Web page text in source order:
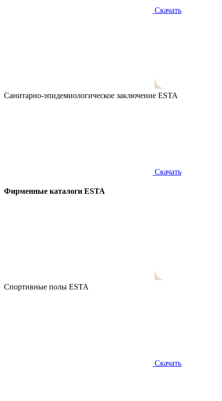
Скачать
Санитарно-эпидемиологическое заключение ESTA
Скачать
Фирменные каталоги ESTA
Спортивные полы ESTA
Скачать